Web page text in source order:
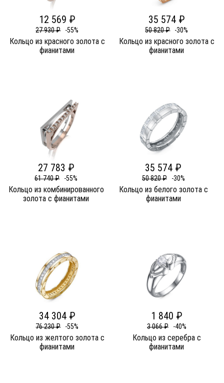
12 569 ₽
27 930 ₽ -55%
Кольцо из красного золота c
фианитами
35 574 ₽
50 820 ₽ -30%
Кольцо из красного золота c
фианитами
27 783 ₽
61 740 ₽ -55%
Кольцо из комбинированного
золота c фианитами
35 574 ₽
50 820 ₽ -30%
Кольцо из белого золота c
фианитами
34 304 ₽
76 230 ₽ -55%
Кольцо из желтого золота c
фианитами
1 840 ₽
3 066 ₽ -40%
Кольцо из серебра c
фианитами